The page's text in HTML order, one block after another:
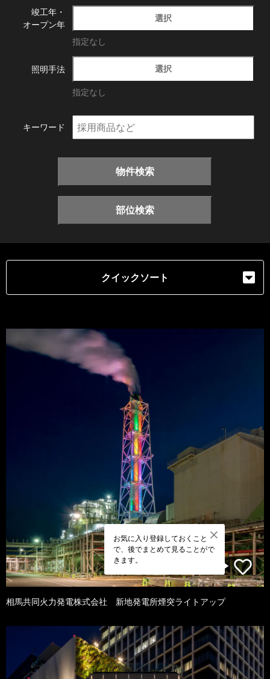
竣工年・
オープン年
選択
指定なし
照明手法 選択
指定なし
キーワード
物件検索
部位検索
クイックソート
お気に入り登録しておくこと
で、後でまとめて見ることがで
きます。
相馬共同火力発電株式会社 新地発電所煙突ライトアップ